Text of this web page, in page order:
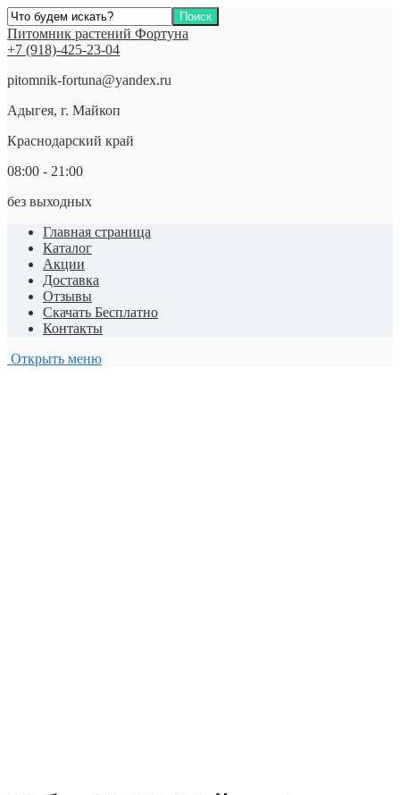
Питомник растений Фортуна
+7 (918)-425-23-04
pitomnik-fortuna@yandex.ru
Адыгея, г. Майкоп
Краснодарский край
08:00 - 21:00
без выходных
Главная страница
Каталог
Акции
Доставка
Отзывы
Скачать Бесплатно
Контакты
Открыть меню